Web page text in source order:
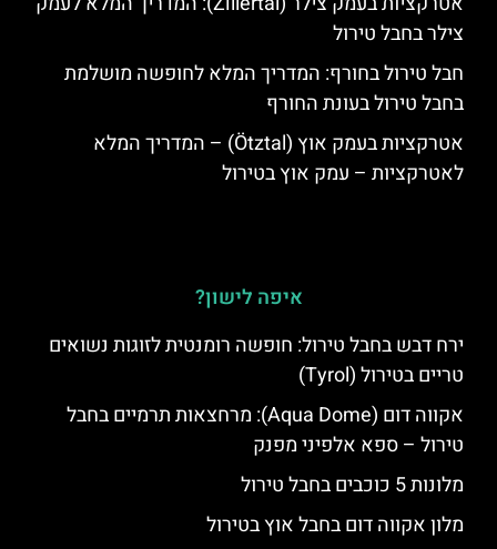
צילר בחבל טירול
חבל טירול בחורף: המדריך המלא לחופשה מושלמת
בחבל טירול בעונת החורף
אטרקציות בעמק אוץ (Ötztal) – המדריך המלא
לאטרקציות – עמק אוץ בטירול
איפה לישון?
ירח דבש בחבל טירול: חופשה רומנטית לזוגות נשואים
טריים בטירול (Tyrol)
אקווה דום (Aqua Dome): מרחצאות תרמיים בחבל
טירול – ספא אלפיני מפנק
מלונות 5 כוכבים בחבל טירול
מלון אקווה דום בחבל אוץ בטירול